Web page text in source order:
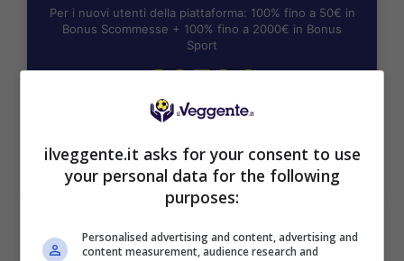
Per i nuovi utenti della piattaforma: 100% fino a 50€ in
Bonus Scommesse + 100% fino a 2000€ in Bonus
Sport
2050€
VERIFICA
Mostra Informazioni
SNAI
ilveggente.it asks for your consent to use
your personal data for the following
purposes:
Personalised advertising and content, advertising and
content measurement, audience research and